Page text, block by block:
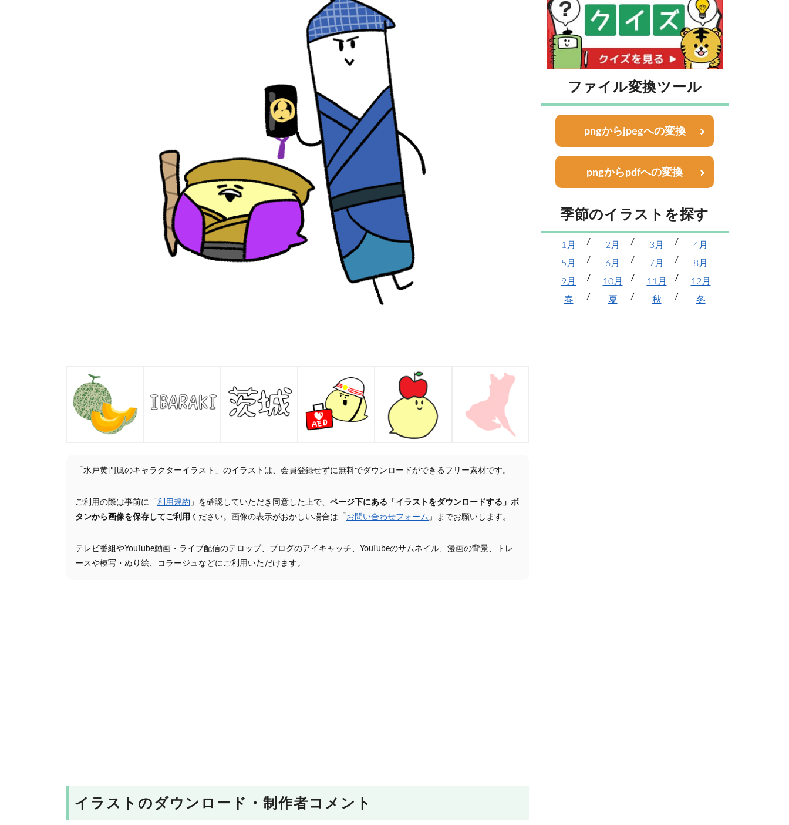
「水戸黄門風のキャラクターイラスト」のイラストは、会員登録せずに無料でダウンロードができるフリー素材です。
ご利用の際は事前に「 利用規約 」を確認していただき同意した上で、 ページ下にある「イラストをダウンロードする」ボ
タンから画像を保存してご利用 ください。画像の表示がおかしい場合は「 お問い合わせフォーム 」までお願いします。
テレビ番組やYouTube動画・ライブ配信のテロップ、ブログのアイキャッチ、YouTubeのサムネイル、漫画の背景、トレ
ースや模写・ぬり絵、コラージュなどにご利用いただけます。
イラストのダウンロード・制作者コメント
ファイル変換ツール
pngからjpegへの変換
pngからpdfへの変換
季節のイラストを探す
1月 2月 3月
4月
5月
6月 7月
8月
9月
10月 11月
12月
春
夏 秋 冬